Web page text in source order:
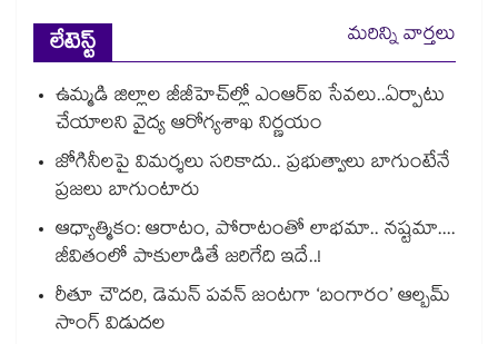
లేటెస్ట్
మరిన్ని వార్తలు
ఉమ్మడి జిల్లాల జీజీహెచ్‌‌ల్లో ఎంఆర్ఐ సేవలు..ఏర్పాటు
చేయాలని వైద్య ఆరోగ్యశాఖ నిర్ణయం
జోగినీలపై విమర్శలు సరికాదు.. ప్రభుత్వాలు బాగుంటేనే
ప్రజలు బాగుంటారు
ఆధ్యాత్మికం: ఆరాటం, పోరాటంతో లాభమా.. నష్టమా....
జీవితంలో పాకులాడితే జరిగేది ఇదే..!
రీతూ చౌదరి, డెమన్ పవన్ జంటగా ‘బంగారం’ ఆల్బమ్
సాంగ్ విడుదల